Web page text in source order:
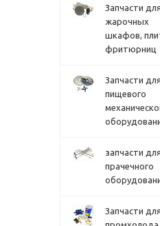
Запчасти для
жарочных
шкафов,
фритюрниц
Запчасти для
пищевого
запчасти для
прачечного
Запчасти для